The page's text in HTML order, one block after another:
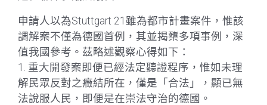
申請人以為Stuttgart 21雖為都市計畫案件，惟該
調解案不僅為德國首例，其並揭櫫多項事例，深
值我國參考。茲略述觀察心得如下：
1. 重大開發案即便已經法定聽證程序，惟如未理
解民眾反對之癥結所在，僅是「合法」，顯已無
法說服人民，即便是在崇法守治的德國。